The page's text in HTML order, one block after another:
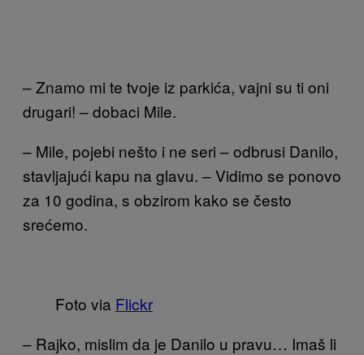
– Znamo mi te tvoje iz parkića, vajni su ti oni
drugari! – dobaci Mile.
– Mile, pojebi nešto i ne seri – odbrusi Danilo,
stavljajući kapu na glavu. – Vidimo se ponovo
za 10 godina, s obzirom kako se često
srećemo.
Foto via Flickr
– Rajko, mislim da je Danilo u pravu… Imaš li